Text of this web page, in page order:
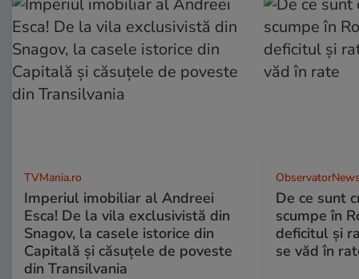
TVMania.ro
Imperiul imobiliar al Andreei
Esca! De la vila exclusivistă din
Snagov, la casele istorice din
Capitală și căsuțele de poveste
din Transilvania
De ce sunt
scumpe în
deficitul și
se văd în